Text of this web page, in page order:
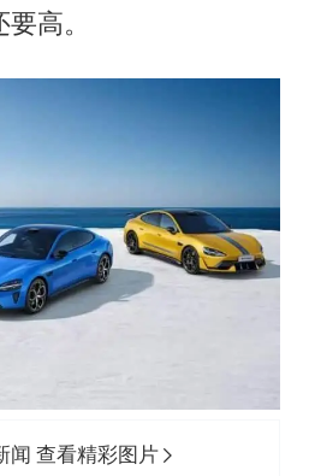
高。
闻 查看精彩图片